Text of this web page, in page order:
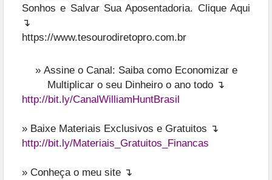
Sonhos e Salvar Sua Aposentadoria. Clique Aqui
↴
https://www.tesourodiretopro.com.br
» Assine o Canal: Saiba como Economizar e
Multiplicar o seu Dinheiro o ano todo ↴
http://bit.ly/CanalWilliamHuntBrasil
» Baixe Materiais Exclusivos e Gratuitos ↴
http://bit.ly/Materiais_Gratuitos_Financas
» Conheça o meu site ↴